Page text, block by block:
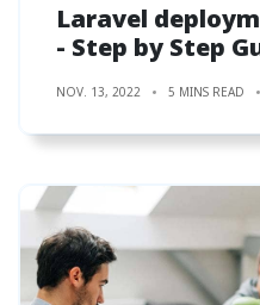
Laravel
- Step by Step
NOV. 13, 2022 5 MINS READ